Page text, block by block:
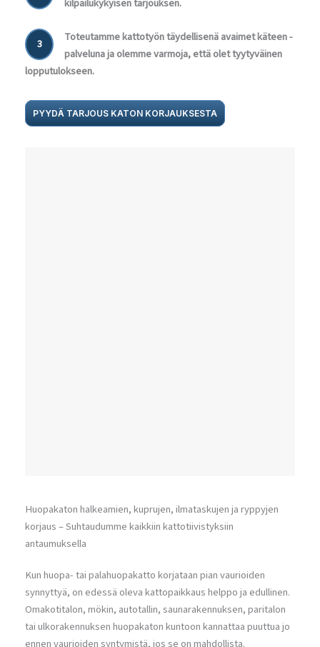
kilpailukykyisen tarjouksen.
3
Toteutamme kattotyön täydellisenä avaimet käteen -
palveluna ja olemme varmoja, että olet tyytyväinen
lopputulokseen.
PYYDÄ TARJOUS KATON KORJAUKSESTA
Huopakaton halkeamien, kuprujen, ilmataskujen ja ryppyjen
korjaus – Suhtaudumme kaikkiin kattotiivistyksiin
antaumuksella
Kun huopa- tai palahuopakatto korjataan pian vaurioiden
synnyttyä, on edessä oleva kattopaikkaus helppo ja edullinen.
Omakotitalon, mökin, autotallin, saunarakennuksen, paritalon
tai ulkorakennuksen huopakaton kuntoon kannattaa puuttua jo
ennen vaurioiden syntymistä, jos se on mahdollista.